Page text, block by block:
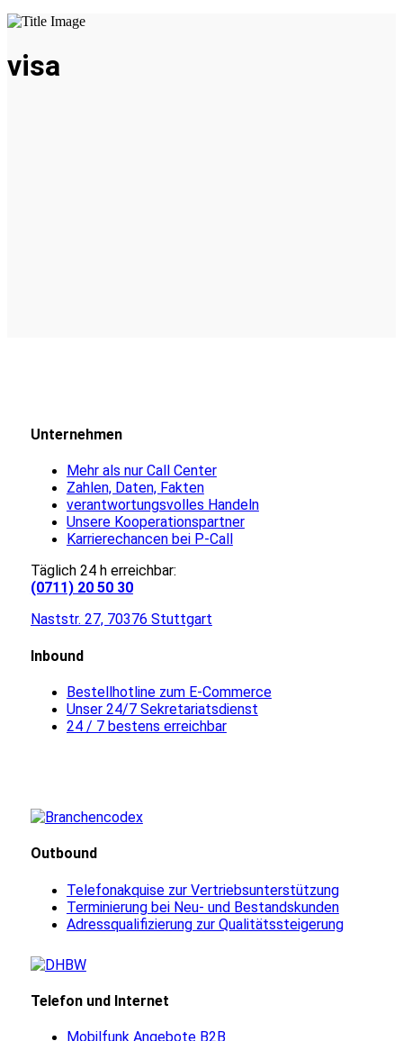
visa
Unternehmen
Mehr als nur Call Center
Zahlen, Daten, Fakten
verantwortungsvolles Handeln
Unsere Kooperationspartner
Karrierechancen bei P-Call
Täglich 24 h erreichbar:
(0711) 20 50 30
Naststr. 27, 70376 Stuttgart
Inbound
Bestellhotline zum E-Commerce
Unser 24/7 Sekretariatsdienst
24 / 7 bestens erreichbar
Outbound
Telefonakquise zur Vertriebsunterstützung
Terminierung bei Neu- und Bestandskunden
Adressqualifizierung zur Qualitätssteigerung
Telefon und Internet
Mobilfunk Angebote B2B